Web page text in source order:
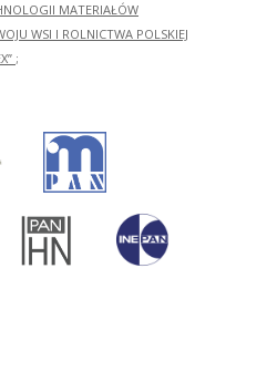
MATERIAŁÓW
WSI I ROLNICTWA POLSKIEJ
;